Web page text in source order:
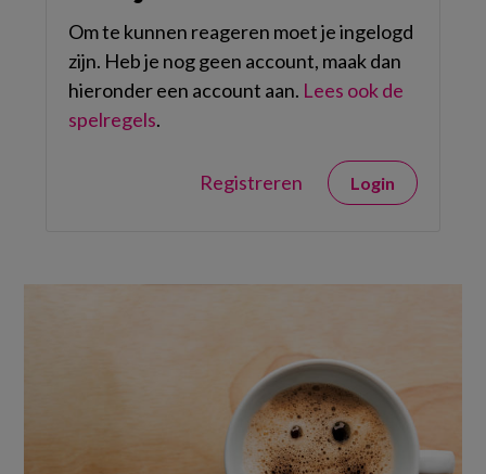
Om te kunnen reageren moet je ingelogd
zijn. Heb je nog geen account, maak dan
hieronder een account aan. Lees ook de
spelregels.
Registreren Login